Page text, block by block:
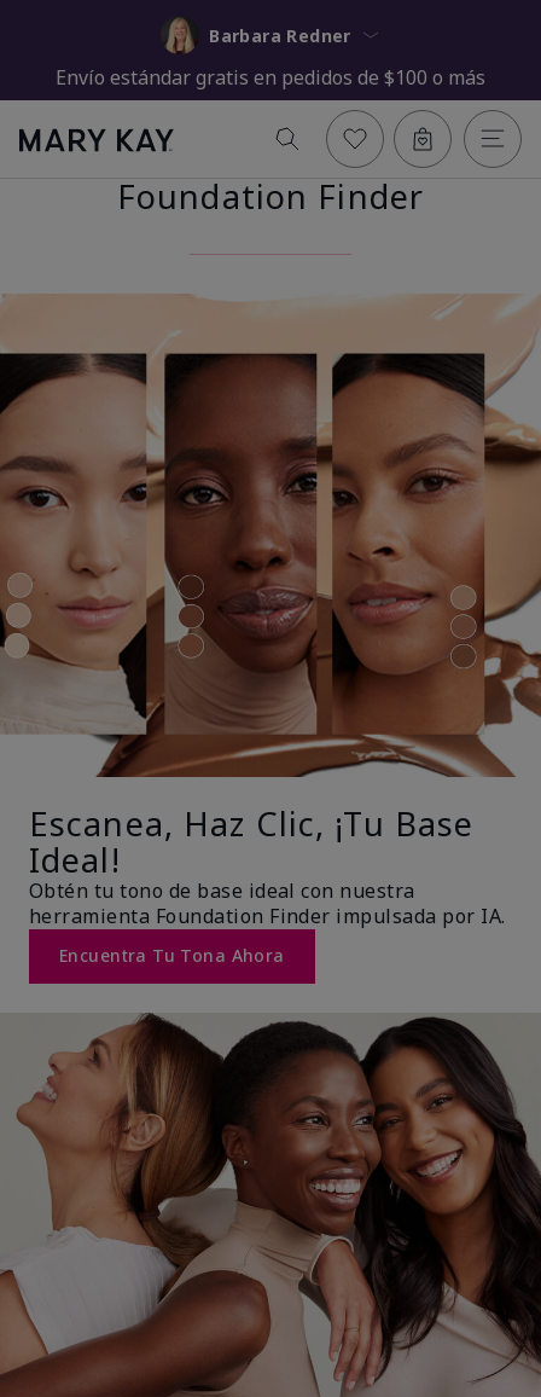
Barbara Redner
Envío estándar gratis en pedidos de $100 o más
Foundation Finder
Escanea, Haz Clic, ¡Tu Base
Ideal!
Obtén tu tono de base ideal con nuestra
herramienta Foundation Finder impulsada por IA.
Encuentra Tu Tona Ahora